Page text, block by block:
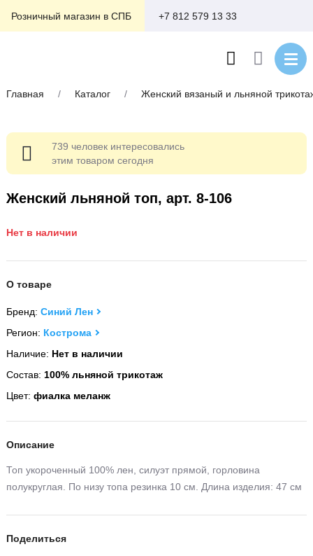
Розничный магазин в СПБ +7 812 579 13 33
Главная / Каталог / Женский вязаный и льняной
Женский льняной топ, арт. 8-106
Нет в наличии
О товаре
Бренд: Синий Лен
Регион: Кострома
Наличие: Нет в наличии
Состав: 100% льняной трикотаж
Цвет: фиалка меланж
Описание
Топ укороченный 100% лен, силуэт прямой, горловина
полукруглая. По низу топа резинка 10 см. Длина изделия: 47 см
Поделиться
739 человек интересовались
этим товаром сегодня